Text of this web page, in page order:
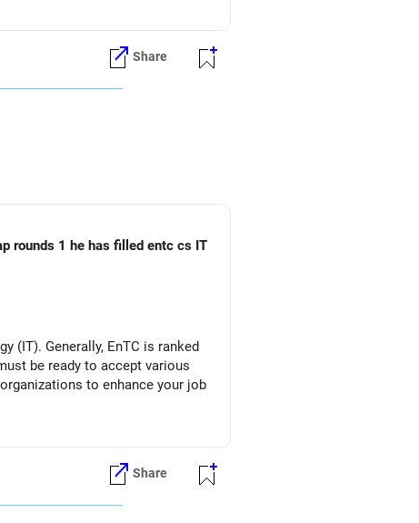
Share
rounds 1 he has filled entc cs IT
(IT). Generally, EnTC is ranked
be ready to accept various
to enhance your job
Share